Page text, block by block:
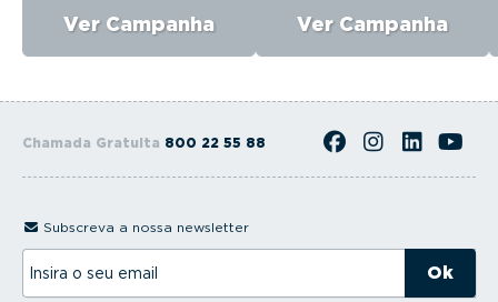
Ver Campanha Ver Campanha
Chamada Gratuita 800 22 55 88
Subscreva a nossa newsletter
s